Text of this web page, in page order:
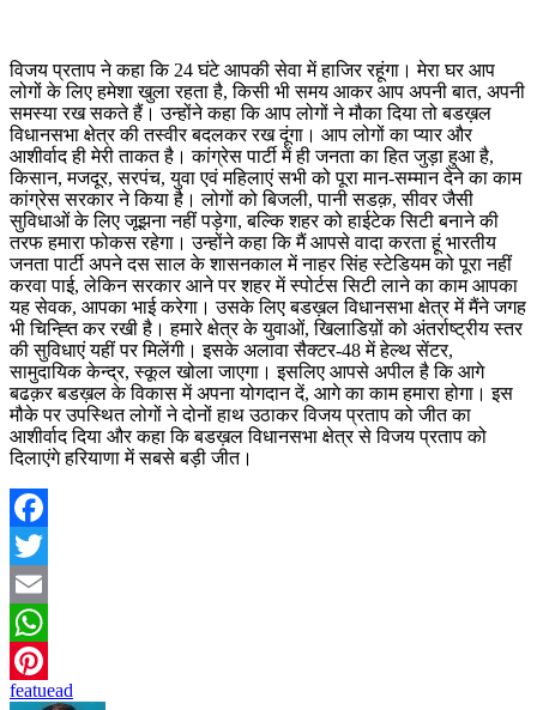
विजय प्रताप ने कहा कि 24 घंटे आपकी सेवा में हाजिर रहूंगा। मेरा घर आप
लोगों के लिए हमेशा खुला रहता है, किसी भी समय आकर आप अपनी बात, अपनी
समस्या रख सकते हैं। उन्होंने कहा कि आप लोगों ने मौका दिया तो बडख़ल
विधानसभा क्षेत्र की तस्वीर बदलकर रख दूंगा। आप लोगों का प्यार और
आशीर्वाद ही मेरी ताकत है। कांग्रेस पार्टी में ही जनता का हित जुड़ा हुआ है,
किसान, मजदूर, सरपंच, युवा एवं महिलाएं सभी को पूरा मान-सम्मान देने का काम
कांग्रेस सरकार ने किया है। लोगों को बिजली, पानी सडक़, सीवर जैसी
सुविधाओं के लिए जूझना नहीं पड़ेगा, बल्कि शहर को हाईटेक सिटी बनाने की
तरफ हमारा फोकस रहेगा। उन्होंने कहा कि मैं आपसे वादा करता हूं भारतीय
जनता पार्टी अपने दस साल के शासनकाल में नाहर सिंह स्टेडियम को पूरा नहीं
करवा पाई, लेकिन सरकार आने पर शहर में स्पोर्टस सिटी लाने का काम आपका
यह सेवक, आपका भाई करेगा। उसके लिए बडख़ल विधानसभा क्षेत्र में मैंने जगह
भी चिन्ह्ति कर रखी है। हमारे क्षेत्र के युवाओं, खिलाडिय़ों को अंतर्राष्ट्रीय स्तर
की सुविधाएं यहीं पर मिलेंगी। इसके अलावा सैक्टर-48 में हेल्थ सेंटर,
सामुदायिक केन्द्र, स्कूल खोला जाएगा। इसलिए आपसे अपील है कि आगे
बढक़र बडख़ल के विकास में अपना योगदान दें, आगे का काम हमारा होगा। इस
मौके पर उपस्थित लोगों ने दोनों हाथ उठाकर विजय प्रताप को जीत का
आशीर्वाद दिया और कहा कि बडख़ल विधानसभा क्षेत्र से विजय प्रताप को
दिलाएंगे हरियाणा में सबसे बड़ी जीत।
Facebook
Twitter
Email
WhatsApp
Pinterest
featuead